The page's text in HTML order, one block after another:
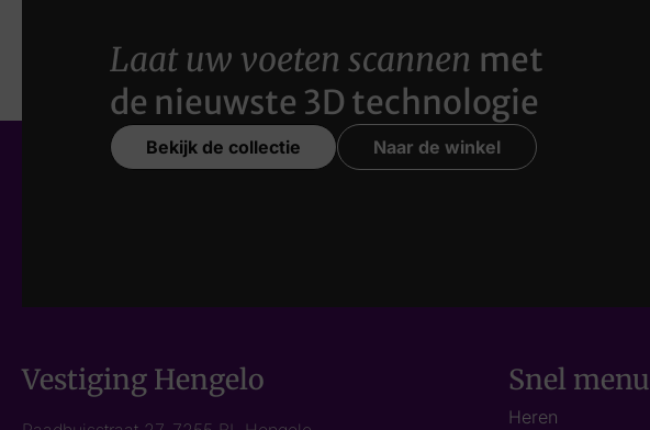
Laat uw voeten scannen met
de nieuwste 3D technologie
Bekijk de collectie Naar de winkel
Vestiging Hengelo Snel menu
Heren